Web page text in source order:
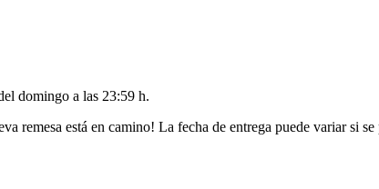
domingo a las 23:59 h.
remesa está en camino! La fecha de entrega puede variar si